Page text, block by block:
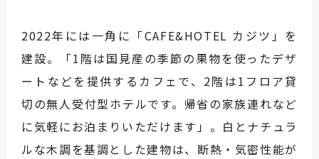
2022年には一角に「CAFE&HOTEL カジツ」を
建設。「1階は国見産の季節の果物を使ったデザ
ートなどを提供するカフェで、2階は1フロア貸
切の無人受付型ホテルです。帰省の家族連れなど
に気軽にお泊まりいただけます」。白とナチュラ
ルな木調を基調とした建物は、断熱・気密性能が